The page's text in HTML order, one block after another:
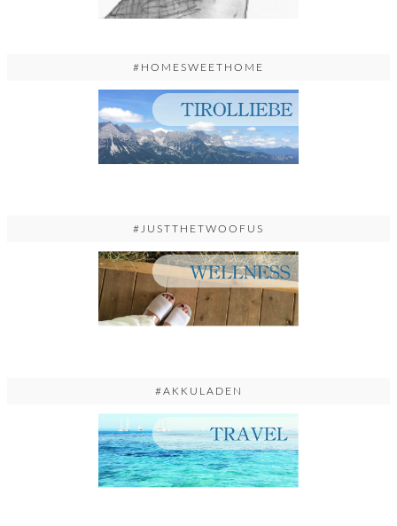
#HOMESWEETHOME
#JUSTTHETWOOFUS
#AKKULADEN